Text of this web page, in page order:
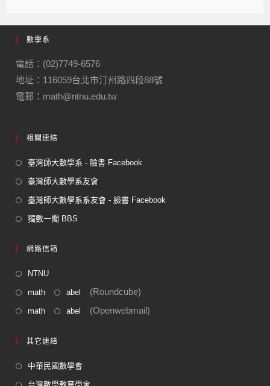
數學系
電話：(02)7749-6576
地址：116059台北市汀州路四段88號
電郵：math@ntnu.edu.tw
相關連結
臺灣師大數學系 - 臉書 Facebook
臺灣師大數學系友會
臺灣師大數學系系友會 - 臉書 Facebook
獨數一閣 BBS
網路信箱
NTNU
math abel (Roundcube)
math abel (Openwebmail)
其它連結
中華民國數學會